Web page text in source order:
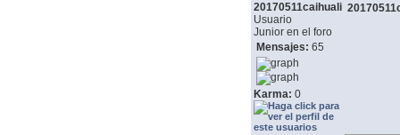
20170511caihuali
Usuario
Junior en el foro
Mensajes: 65
Karma: 0